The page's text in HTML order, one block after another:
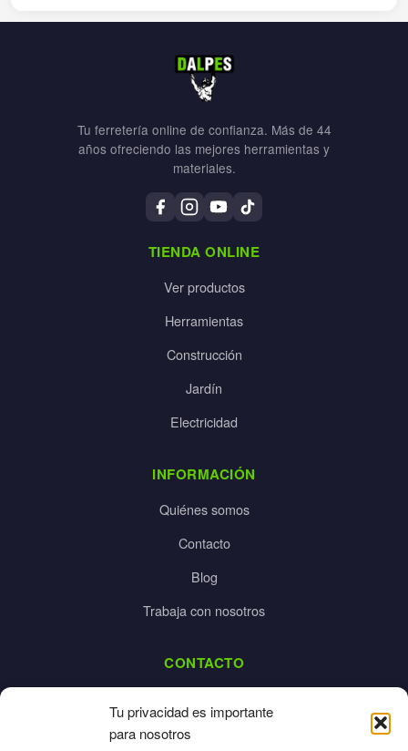
Tu privacidad es importante
para nosotros
Tu ferretería online de confianza. Más de 44
años ofreciendo las mejores herramientas y
materiales.
TIENDA ONLINE
Ver productos
Herramientas
Construcción
Jardín
Electricidad
INFORMACIÓN
Quiénes somos
Contacto
Blog
Trabaja con nosotros
CONTACTO
925 532 213